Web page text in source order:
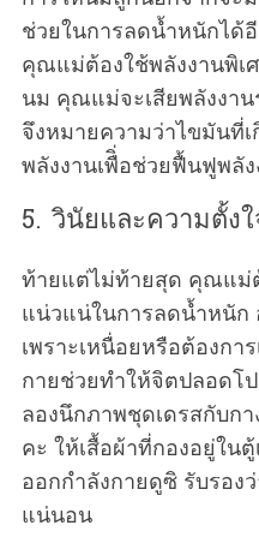
ช่วยในการลดน้ำหนักได้
คุณแม่ต้องใช้พลังงานพิเ
นม คุณแม่จะเสียพลังงาน
จึงหมายความว่าไขมันที่
พลังงานเพืิ่อช่วยฟื้นฟูพลัง
5. วินัยและความตั้ง
ท้ายแต่ไม่ท้ายสุด คุณแม่
แน่วแน่ในการลดน้ำหนัก
เพราะเหนื่อยหรือต้องกา
กายช่วยทำให้จิตปลอดโ
ลองนึกภาพชุดเดรสกับก
คะ ให้เสื้อผ้าที่กองอยู่ใน
ออกกำลังกายดูซิ รับรอง
แน่นอน
r
c
h
f
: